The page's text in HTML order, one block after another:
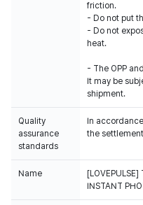
friction.
- Do not put
- Do not
heat.
- The OPP
It may be
shipment.
Quality
assurance
standards
In
the
Name
[LOVEPULSE]
INSTANT